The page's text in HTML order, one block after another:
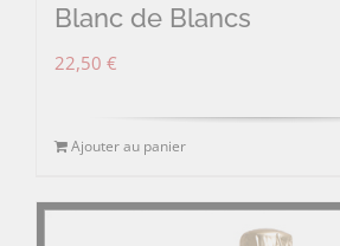
Blanc de Blancs
22,50 €
Ajouter au panier